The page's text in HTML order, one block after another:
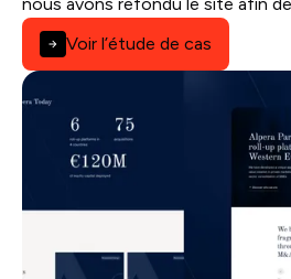
nous avons refondu le site afin
clarifier l’offre et améliorer la
Voir l’étude de cas